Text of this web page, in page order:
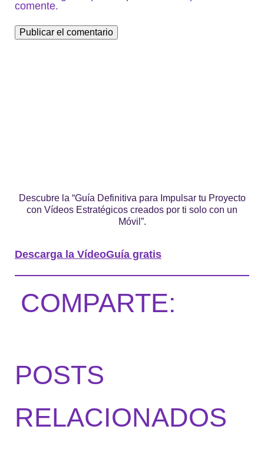
comente.
Descubre la “Guía Definitiva para Impulsar tu Proyecto
con Vídeos Estratégicos creados por ti solo con un
Móvil”.
Descarga la VídeoGuía gratis
COMPARTE:
POSTS
RELACIONADOS